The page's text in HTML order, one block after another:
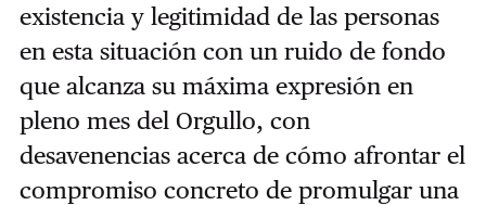
existencia y legitimidad de las personas
en esta situación con un ruido de fondo
que alcanza su máxima expresión en
pleno mes del Orgullo, con
desavenencias acerca de cómo afrontar el
compromiso concreto de promulgar una